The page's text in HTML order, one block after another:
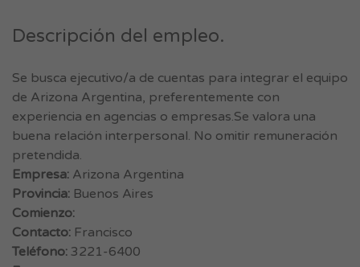
Descripción del empleo.
Se busca ejecutivo/a de cuentas para integrar el equipo
de Arizona Argentina, preferentemente con
experiencia en agencias o empresas.Se valora una
buena relación interpersonal. No omitir remuneración
pretendida.
Empresa: Arizona Argentina
Provincia: Buenos Aires
Comienzo:
Contacto: Francisco
Teléfono: 3221-6400